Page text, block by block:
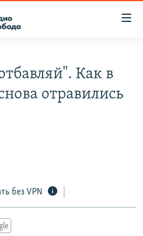
Как в
отравились
без VPN